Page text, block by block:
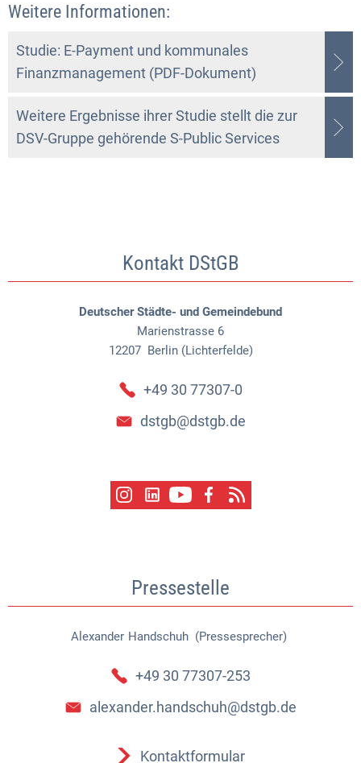
Weitere Informationen:
Studie: E-Payment und kommunales
Finanzmanagement (PDF-Dokument)
Weitere Ergebnisse ihrer Studie stellt die zur
DSV-Gruppe gehörende S-Public Services
Kontakt DStGB
Deutscher Städte- und Gemeindebund
Marienstrasse 6
12207 Berlin (Lichterfelde)
+49 30 77307-0
dstgb@dstgb.de
Pressestelle
Alexander Handschuh (Pressesprecher)
Alexander Handschuh
+49 30 77307-253
alexander.handschuh@dstgb.de
Kontaktformular